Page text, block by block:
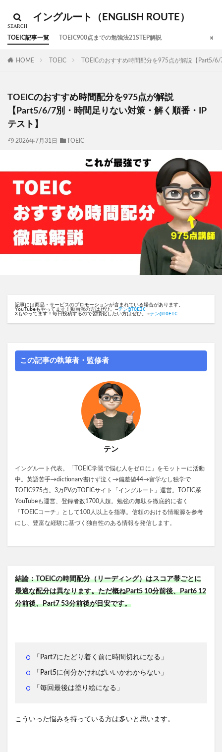
イングルート（ENGLISH ROUTE）
TOEIC記事一覧 TOEIC900点までの勉強法21STEP解説
HOME TOEIC TOEICのおすすめ時間配分を975点が解説【Part5/
TOEICのおすすめ時間配分を975点が解説
【Part5/6/7別・時間足りない対策・解く順番・IP
テスト】
2026年7月31日 TOEIC
記事には商品・サービスのプロモーションが含まれている場合があります。
YouTubeもやってます！動画派の方はぜひ。→テン@TOEIC
Xもやってます！毎日投稿するので習慣化したい方はぜひ。→テン@TOEIC
この記事の執筆者・監修者
テン
イングルート代表。「TOEIC学習で悩む人をゼロに」をモットーに活動
中。英語苦手→dictionary書けず泣く→偏差値44→留学なし独学で
TOEIC975点。3万PVのTOEICサイト「イングルート」運営。TOEIC系
YouTubeも運営、登録者数1700人超。勉強の無駄を徹底的に省く
「TOEICコーチ」として100人以上を指導。信頼のおける情報源を参考
にし、豊富な経験に基づく独自性のある情報を発信します。
結論：TOEICの時間配分（リーディング）はスコア帯ごとに
最適な配分は異なります。ただ概ねPart5 10分前後、Part6 12
分前後、Part7 53分前後が目安です。
「Part7にたどり着く前に時間切れになる」
「Part5に何分かければいいかわからない」
「毎回最後は塗り絵になる」
こういった悩みを持っている方は多いと思います。